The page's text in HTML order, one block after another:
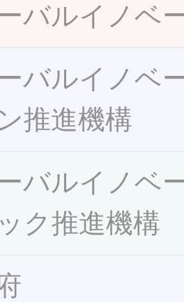
バルイノベ
バルイノベ
推進機構
バルイノベ
ク推進機構